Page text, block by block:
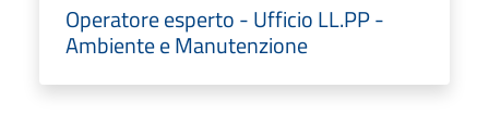
Operatore esperto - Ufficio LL.PP -
Ambiente e Manutenzione